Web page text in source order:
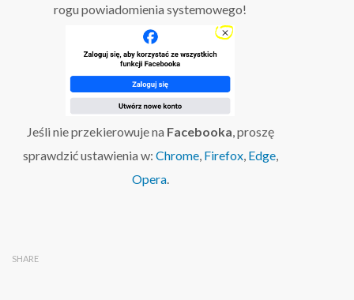
rogu powiadomienia systemowego!
Jeśli nie przekierowuje na Facebooka, proszę
sprawdzić ustawienia w: Chrome, Firefox, Edge,
Opera.
SHARE